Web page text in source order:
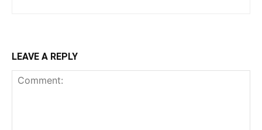
LEAVE A REPLY